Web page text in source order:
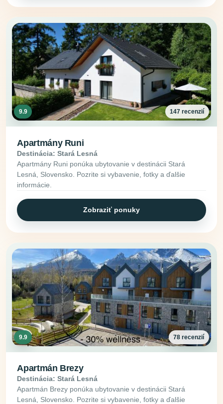
9.9 147 recenzií
Apartmány Runi
Destinácia: Stará Lesná
Apartmány Runi ponúka ubytovanie v destinácii Stará
Lesná, Slovensko. Pozrite si vybavenie, fotky a ďalšie
informácie.
Zobraziť ponuky
9.9 78 recenzií
Apartmán Brezy
Destinácia: Stará Lesná
Apartmán Brezy ponúka ubytovanie v destinácii Stará
Lesná, Slovensko. Pozrite si vybavenie, fotky a ďalšie